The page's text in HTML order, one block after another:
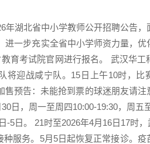
湖北省中小学教师公开招聘公告，
一步充实全省中小学师资力量，优
育考试院官网进行报名。 武汉华工
将迎战咸宁队。15日上午10时，比
预告：未能抢到票的球迷朋友请注
日，周一至周四10:00-19:30，周五
-5日。 21时至2026年4月16日17时
服务。5月5日起恢复正常接诊。疫